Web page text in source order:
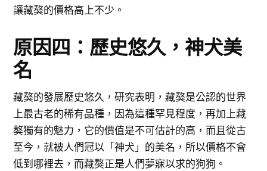
讓藏獒的價格高上不少。
原因四：歷史悠久，神犬美
名
藏獒的發展歷史悠久，研究表明，藏獒是公認的世界
上最古老的稀有品種，因為這種罕見程度，再加上藏
獒獨有的魅力，它的價值是不可估計的高，而且從古
至今，就被人們冠以「神犬」的美名，所以價格不會
低到哪裡去，而藏獒正是人們夢寐以求的狗狗。